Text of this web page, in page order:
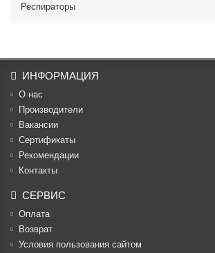
Респираторы
ИНФОРМАЦИЯ
О нас
Производители
Вакансии
Cертификаты
Рекомендации
Контакты
СЕРВИС
Оплата
Возврат
Условия пользования сайтом